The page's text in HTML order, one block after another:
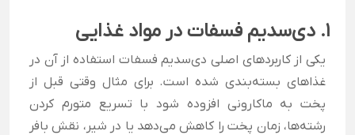
1. دی‌سدیم فسفات در مواد غذایی
یکی از کاربردهای اصلی دی‌سدیم فسفات استفاده از آن در
غذاهای بسته‌بندی شده است. برای مثال وقتی قبل از
پخت به ماکارونی افزوده شود با تسریع متورم کردن
رشته‌ها، زمان پخت را کاهش می‌دهد یا در شیر، نقش بافر